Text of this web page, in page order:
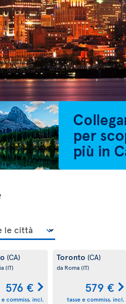
(CA)
(IT)
576 €
e commiss. incl.
Toronto (CA)
da Roma(IT)
579 €
tasse e commiss. incl.